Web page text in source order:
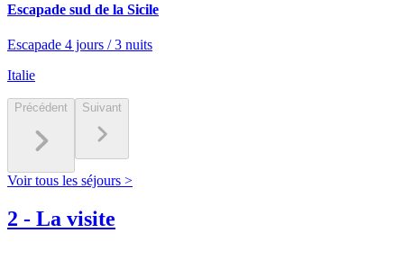
Escapade sud de la Sicile
Escapade 4 jours / 3 nuits
Italie
Précédent Suivant
Voir tous les séjours >
2 - La visite